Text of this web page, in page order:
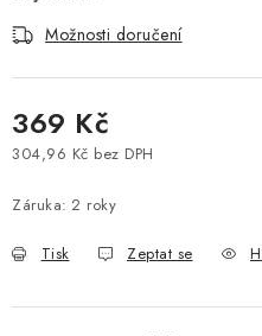
Vše o nákupu Jak reklamovat
Kontakty
Prodejny Volná
Možnosti doručení
369 Kč
304,96 Kč bez DPH
Záruka: 2 roky
Tisk Zeptat se